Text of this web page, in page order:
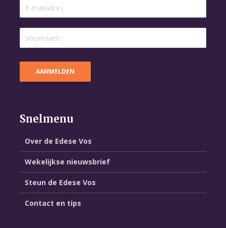
Snelmenu
Over de Edese Vos
Wekelijkse nieuwsbrief
Steun de Edese Vos
Contact en tips